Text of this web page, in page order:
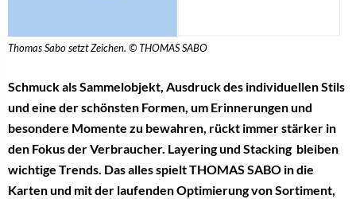
Thomas Sabo setzt Zeichen. © THOMAS SABO
Schmuck als Sammelobjekt, Ausdruck des individuellen Stils
und eine der schönsten Formen, um Erinnerungen und
besondere Momente zu bewahren, rückt immer stärker in
den Fokus der Verbraucher. Layering und Stacking bleiben
wichtige Trends. Das alles spielt THOMAS SABO in die
Karten und mit der laufenden Optimierung von Sortiment,